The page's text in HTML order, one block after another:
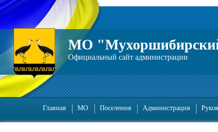
МО
Официальный сайт администрации
Главная МО Поселения Администрация